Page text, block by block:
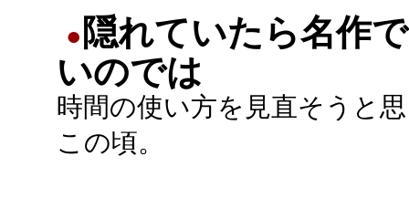
● 隠れていたら名作
いのでは
時間の使い方を見直そうと
この頃。